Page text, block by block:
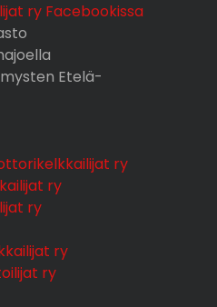
ry Facebookissa
Etelä-
ry
ry
ry
ry
ry